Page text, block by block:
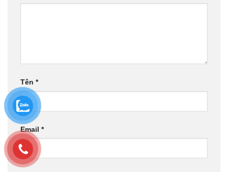
Tên *
Email *